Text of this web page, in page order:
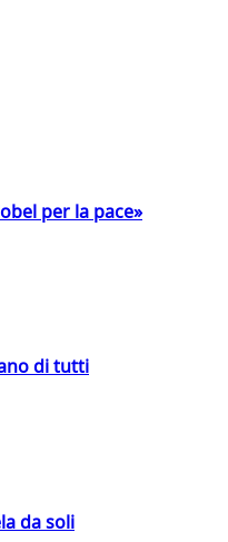
per la pace»
di tutti
da soli